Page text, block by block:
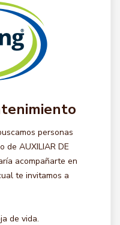
personas
de AUXILIAR DE
acompañarte en
te invitamos a
de vida.